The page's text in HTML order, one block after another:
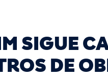
SIGUE
DE